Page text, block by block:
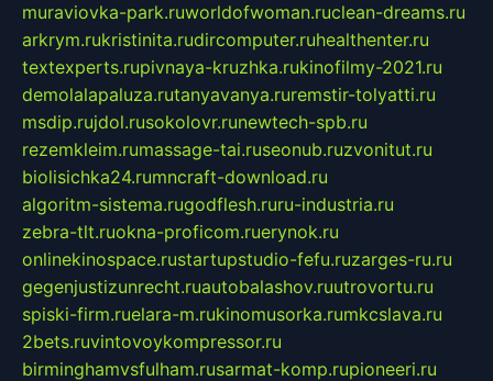
muraviovka-park.ruworldofwoman.ruclean-dreams.ru
arkrym.rukristinita.rudircomputer.ruhealthenter.ru
textexperts.rupivnaya-kruzhka.rukinofilmy-2021.ru
demolalapaluza.rutanyavanya.ruremstir-tolyatti.ru
msdip.rujdol.rusokolovr.runewtech-spb.ru
rezemkleim.rumassage-tai.ruseonub.ruzvonitut.ru
biolisichka24.rumncraft-download.ru
algoritm-sistema.rugodflesh.ruru-industria.ru
zebra-tlt.ruokna-proficom.ruerynok.ru
onlinekinospace.rustartupstudio-fefu.ruzarges-ru.ru
gegenjustizunrecht.ruautobalashov.ruutrovortu.ru
spiski-firm.ruelara-m.rukinomusorka.rumkcslava.ru
2bets.ruvintovoykompressor.ru
birminghamvsfulham.rusarmat-komp.rupioneeri.ru